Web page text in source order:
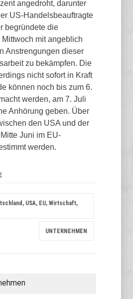
angedroht, darunter
US-Handelsbeauftragte
begründete die
mit angeblich
Anstrengungen dieser
zu bekämpfen. Die
nicht sofort in Kraft
können noch bis zum 6.
werden, am 7. Juli
Anhörung geben. Über
den USA und der
Juni im EU-
werden.
USA, EU, Wirtschaft,
UNTERNEHMEN